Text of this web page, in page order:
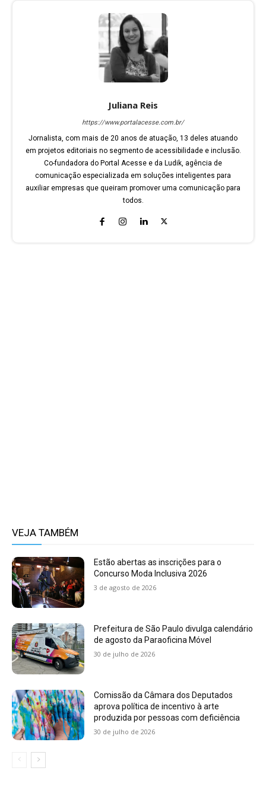
Juliana Reis
https://www.portalacesse.com.br/
Jornalista, com mais de 20 anos de atuação, 13 deles atuando
em projetos editoriais no segmento de acessibilidade e inclusão.
Co-fundadora do Portal Acesse e da Ludik, agência de
comunicação especializada em soluções inteligentes para
auxiliar empresas que queiram promover uma comunicação para
todos.
VEJA TAMBÉM
Estão abertas as inscrições para o
Concurso Moda Inclusiva 2026
3 de agosto de 2026
Prefeitura de São Paulo divulga calendário
de agosto da Paraoficina Móvel
30 de julho de 2026
Comissão da Câmara dos Deputados
aprova política de incentivo à arte
produzida por pessoas com deficiência
30 de julho de 2026